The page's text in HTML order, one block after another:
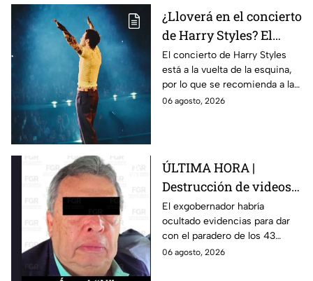
¿Lloverá en el concierto
de Harry Styles? El
pronóstico del clima
para este viernes en
CDMX
El concierto de Harry Styles
está a la vuelta de la esquina,
por lo que se recomienda a las
y los fanáticos revisar el clima
06 agosto, 2026
ÚLTIMA HORA |
Destrucción de videos
clave y amenazas a
testigos por parte de
exgobernador Ángel
Aguirre: FGR
El exgobernador habría
ocultado evidencias para dar
con el paradero de los 43
estudiantes desaparecidos de
06 agosto, 2026